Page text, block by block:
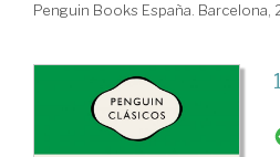
Penguin Books España. Barcelona,